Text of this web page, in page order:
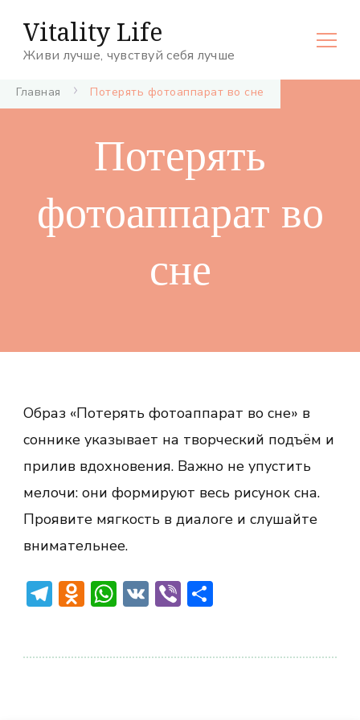
Vitality Life
Живи лучше, чувствуй себя лучше
Главная Потерять фотоаппарат во сне
Потерять
фотоаппарат во
сне
Образ «Потерять фотоаппарат во сне» в
соннике указывает на творческий подъём и
прилив вдохновения. Важно не упустить
мелочи: они формируют весь рисунок сна.
Проявите мягкость в диалоге и слушайте
внимательнее.
Telegram
Odnoklassniki
WhatsApp
VKViber